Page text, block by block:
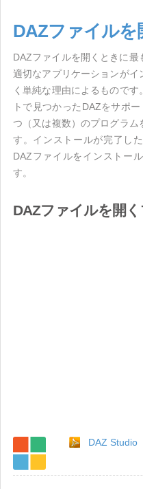
DAZファイルを
DAZファイルを開くときに
適切なアプリケーションが
く単純な理由によるもので
トで見つかったDAZをサポ
つ（又は複数）のプログラ
す。インストールが完了し
DAZファイルをインストー
す。
DAZファイルを開
DAZ Studio